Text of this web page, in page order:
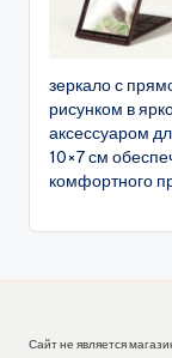
зеркало с
рисунком в
аксессуаром
10×7 см
комфортного
Сайт не является